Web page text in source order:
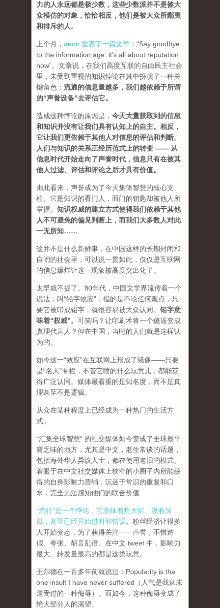
力的人永远都是极少数，这些少数派并不是被大
众模仿的对象，恰恰相反，他们是被大众所鄙夷
和排斥的人。
上个月， aeon 发表了一篇文章 ：“Say goodbye
to the information age: it’s all about reputation
now”。文章说，在我们高度互联的自由民主社会
里，未受到重视的知识悖论在其中扮演了一种关
键角色： 流通的信息量越多，我们越依赖于所谓
的“声誉设备”去评估它。
造成这种悖论的原因是， 今天大量获取到的信息
和知识并没有让我们具有认知上的自主。相反，
它让我们更依赖于其他人对信息的评估和判断。
人们与知识的关系正经历范式上的转变 —— 从
信息时代开始走向了声誉时代，信息只有在被其
他人过滤、评估和评论之后才具有价值。
由此看来，声誉成为了今天集体智慧的核心支
柱。它是知识的看门人，而门的钥匙却被他人所
掌握。 知识权威的建立方式使得我们依赖于其他
人不可避免的偏见判断上，而我们大多数人对此
一无所知……
这并不是什么新鲜事，在中国这样的长期封闭和
自闭的社会里，可以说一贯如此，仅仅是互联网
的信息爆炸让这一现象被高度突出化了。
太早就不提了。80年代，中国文学界流传着一个
说法，叫“铅字效应”，指的是不论任何观点，只
要它被印成铅字，就很容易被大众认同。 铅字意
味着“权威”。 可笑吗？让印刷术将一个傻逼变成
真理代言人？但在中国，当时的人们就是这样认
为的。
如今这一“效应”在互联网上形成了镜像——只要
是“名人”专栏，不管它喷的什么玩意儿，都能获
得广泛认同。媒体最看重的是知名度，而不是真
理甚至不是逻辑。
从众在某种程度上已经成为一种热门的生活方
式。
“汇集全球智慧“ 的社交媒体如今变成了全球最平
庸乏味的地方，尤其是中文，老生常谈的话题，
包括海外华人异议人士，都在使用老旧的模式、
着眼于在中文社交媒体上狭窄的小圈子内所能获
得的自身影响力营销，沉迷于常识的重复和口
水，完全无法感知他们的联合价值……
“流行”是一个悖论，它意味着烂大街、没有深
度，甚至已经开始过时和错误。粉丝经济让很多
人开始变态，为了获得关注——声誉，不惜造
假、夸张、胡言乱语。在中文 tweet 中，影响力
最大、转发量最高的都是这类玩意。
王尔德在一百多年前就说过：Popularity is the
one insult I have never suffered（人气是我从未
遭受过的一种侮辱）。而如今，这种侮辱变成了
绝大部分人的渴望。